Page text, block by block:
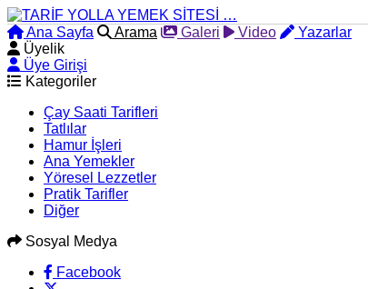
Ana Sayfa Arama Galeri Video
Yazarlar
Üyelik
Üye Girişi
Kategoriler
Çay Saati Tarifleri
Tatlılar
Hamur İşleri
Ana Yemekler
Yöresel Lezzetler
Pratik Tarifler
Diğer
Sosyal Medya
Facebook